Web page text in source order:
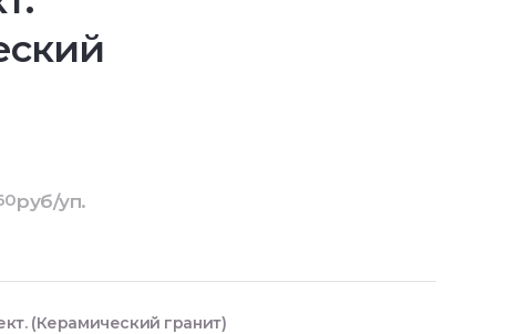
руб/уп.
(Керамический гранит)